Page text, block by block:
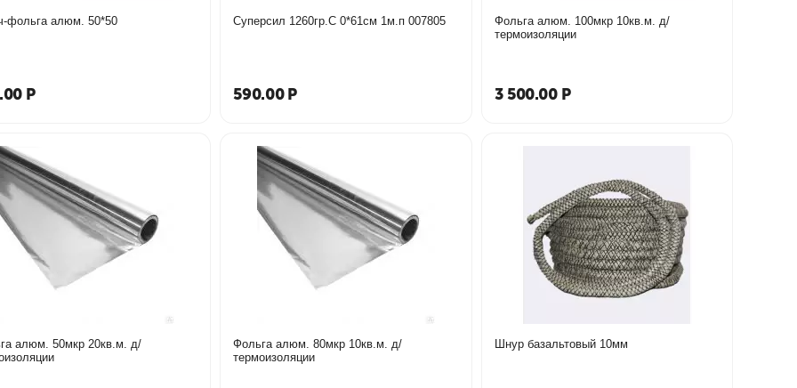
фольга алюм. 50*50
Р
Суперсил 1260гр.С 0*61см 1м.п 007805
590.00 Р
Фольга алюм. 100мкр 10кв.м. д/
термоизоляции
3 500.00 Р
алюм. 50мкр 20кв.м. д/
Фольга алюм. 80мкр 10кв.м. д/
термоизоляции
Шнур базальтовый 10мм